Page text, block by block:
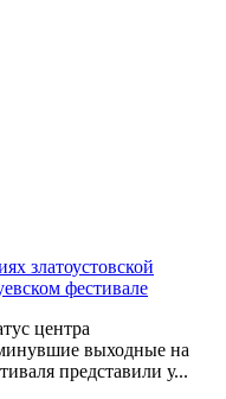
златоустовской
фестивале
центра
выходные на
представили у...